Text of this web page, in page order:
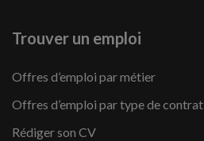
Trouver un emploi
Offres d’emploi par métier
Offres d’emploi par type de contrat
Rédiger son CV